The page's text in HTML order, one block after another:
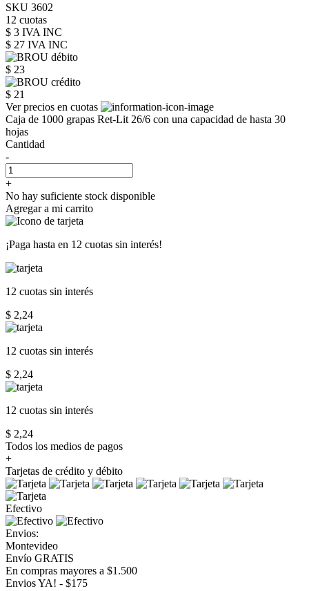
SKU 3602
12 cuotas
$ 3 IVA INC
$ 27 IVA INC
$ 23
$ 21
Ver precios en cuotas
Caja de 1000 grapas Ret-Lit 26/6 con una capacidad de hasta 30
hojas
Cantidad
-
+
No hay suficiente stock disponible
Agregar a mi carrito
¡Paga hasta en 12 cuotas sin interés!
12 cuotas sin interés
$ 2,24
12 cuotas sin interés
$ 2,24
12 cuotas sin interés
$ 2,24
Todos los medios de pagos
+
Tarjetas de crédito y débito
Efectivo
Envios:
Montevideo
Envío GRATIS
En compras mayores a $1.500
Envios YA! - $175